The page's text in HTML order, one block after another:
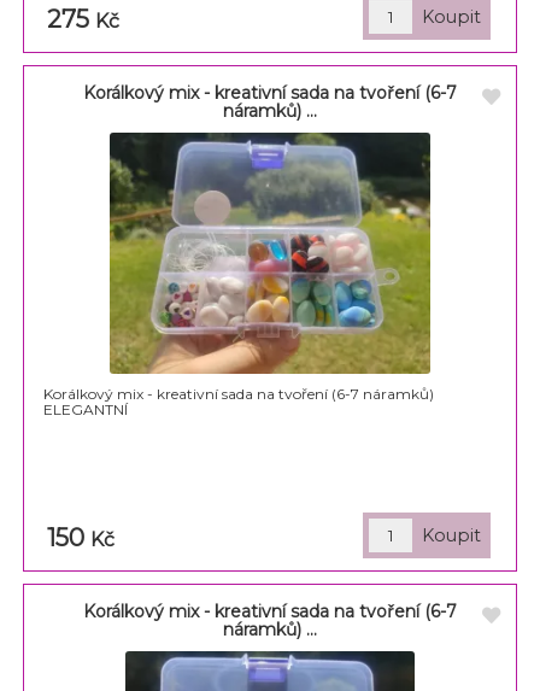
275 Kč
Korálkový mix - kreativní sada na tvoření (6-7
náramků) ...
Korálkový mix - kreativní sada na tvoření (6-7 náramků)
ELEGANTNÍ
150 Kč
Korálkový mix - kreativní sada na tvoření (6-7
náramků) ...